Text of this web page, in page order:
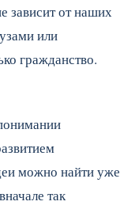
зависит от наших
или
гражданство.
можно найти уже
так